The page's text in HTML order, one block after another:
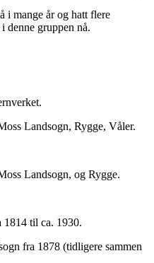
i mange år og hatt flere
denne gruppen nå.
Landsogn, Rygge, Våler.
Landsogn, og Rygge.
til ca. 1930.
fra 1878 (tidligere sammen